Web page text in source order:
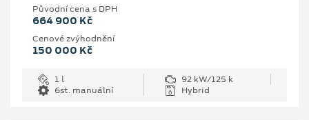
Původní cena s DPH
664 900 Kč
Cenové zvýhodnění
150 000 Kč
1 l
92 kW/125 k
6st. manuální
Hybrid